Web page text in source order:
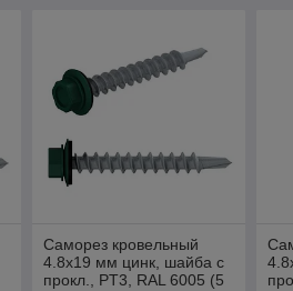
Саморез кровельный
4.8х19 мм цинк, шайба с
прокл., PT3, RAL 6005 (5